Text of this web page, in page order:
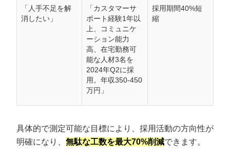
会社概要資料をダウンロー
ドする
StockSun株式会社〒160-0023 東京都新宿区西新宿3丁目8番3号 新
サイトマッププライバシーポリシー
「人手不足を解
消したい」
「カスタマーサ
ポート経験1年以
上、コミュニケ
ーション能力
高、在宅勤務可
能な人材3名を
2024年Q2に採
用。年収350-450
万円」
採用期間40%短
縮
具体的で測定可能な目標により、採用活動の方向性が
明確になり、 無駄な工数を最大70%削減できます。